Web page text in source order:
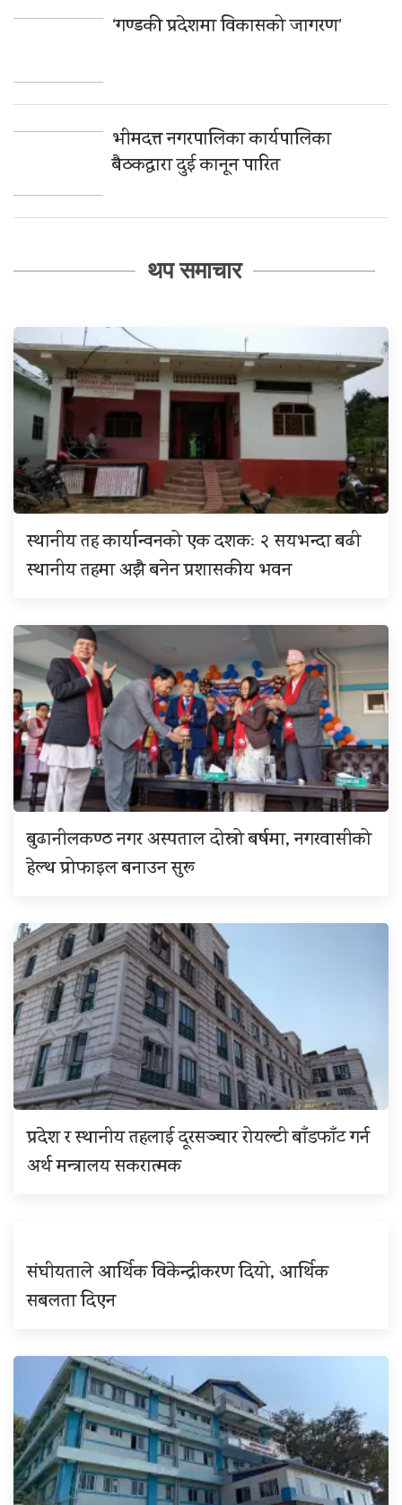
‘गण्डकी प्रदेशमा विकासको जागरण’
भीमदत्त नगरपालिका कार्यपालिका
बैठकद्वारा दुई कानून पारित
थप समाचार
स्थानीय तह कार्यान्वनको एक दशकः २ सयभन्दा बढी
स्थानीय तहमा अझै बनेन प्रशासकीय भवन
बुढानीलकण्ठ नगर अस्पताल दोस्रो बर्षमा, नगरवासीको
हेल्थ प्रोफाइल बनाउन सुरू
प्रदेश र स्थानीय तहलाई दूरसञ्चार रोयल्टी बाँडफाँट गर्न
अर्थ मन्त्रालय सकरात्मक
संघीयताले आर्थिक विकेन्द्रीकरण दियो, आर्थिक
सबलता दिएन